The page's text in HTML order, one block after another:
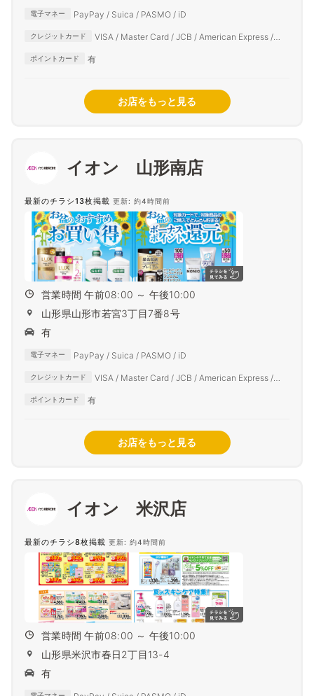
電子マネー PayPay / Suica / PASMO / iD
クレジットカード
VISA / Master Card / JCB / American Express /
ポイントカード 有
お店をもっと見る
イオン 山形南店
最新のチラシ13枚掲載 更新: 約4時間前
営業時間 午前08:00 ～ 午後10:00
山形県山形市若宮3丁目7番8号
有
電子マネー PayPay / Suica / PASMO / iD
クレジットカード
VISA / Master Card / JCB / American Express /
ポイントカード 有
お店をもっと見る
イオン 米沢店
最新のチラシ8枚掲載 更新: 約4時間前
営業時間 午前08:00 ～ 午後10:00
山形県米沢市春日2丁目13-4
有